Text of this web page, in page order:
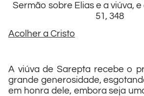
Sermão sobre Elias e a viúva, e
51, 348
Acolher a Cristo
A viúva de Sarepta recebe o
grande generosidade,
em honra dele, embora seja